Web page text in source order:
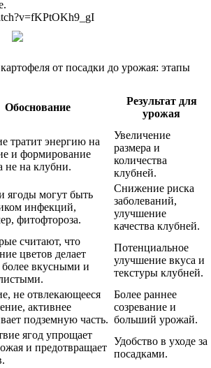
от посадки до урожая: этапы
Обоснование
Результат для
урожая
тратит энергию на
и формирование
не на клубни.
Увеличение
размера и
количества
клубней.
ягоды могут быть
инфекций,
фитофтороза.
Снижение риска
заболеваний,
улучшение
качества клубней.
считают, что
цветов делает
вкусными и
Потенциальное
улучшение вкуса и
текстуры клубней.
не отвлекающееся
активнее
подземную часть.
Более раннее
созревание и
больший урожай.
ягод упрощает
и предотвращает
Удобство в уходе за
посадками.